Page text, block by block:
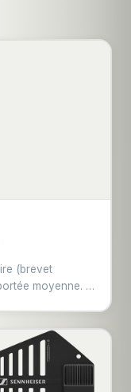
(brevet
moyenne. Il
élevés
fréquence de 5”
87 Hz et